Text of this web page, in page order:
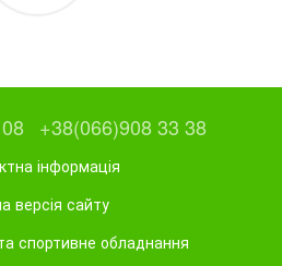
+38(066)908 33 38
інформація
версія сайту
спортивне обладнання